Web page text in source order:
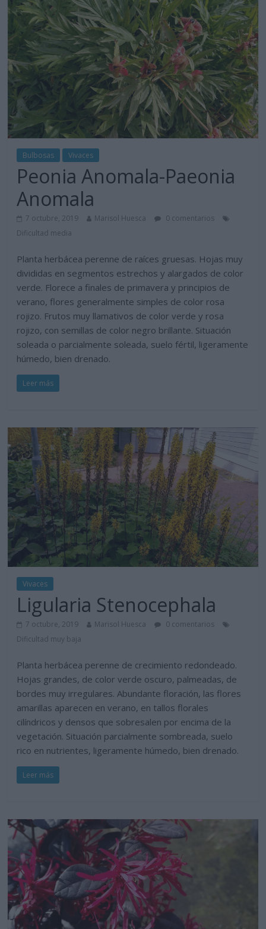
Bulbosas Vivaces
Peonia Anomala-Paeonia
Anomala
7 octubre, 2019 Marisol Huesca
0 comentarios
Dificultad media
Planta herbácea perenne de raíces gruesas. Hojas muy
divididas en segmentos estrechos y alargados de color
verde. Florece a finales de primavera y principios de
verano, flores generalmente simples de color rosa
rojizo. Frutos muy llamativos de color verde y rosa
rojizo, con semillas de color negro brillante. Situación
soleada o parcialmente soleada, suelo fértil, ligeramente
húmedo, bien drenado.
Leer más
Vivaces
Ligularia Stenocephala
7 octubre, 2019 Marisol Huesca
0 comentarios
Dificultad muy baja
Planta herbácea perenne de crecimiento redondeado.
Hojas grandes, de color verde oscuro, palmeadas, de
bordes muy irregulares. Abundante floración, las flores
amarillas aparecen en verano, en tallos florales
cilíndricos y densos que sobresalen por encima de la
vegetación. Situación parcialmente sombreada, suelo
rico en nutrientes, ligeramente húmedo, bien drenado.
Leer más